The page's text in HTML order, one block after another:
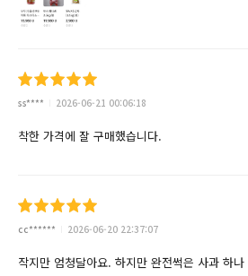
ss**** 2026-06-21 00:06:18
착한 가격에 잘 구매했습니다.
cc****** 2026-06-20 22:37:07
작지만 엄청달아요. 하지만 완전썩은 사과 하